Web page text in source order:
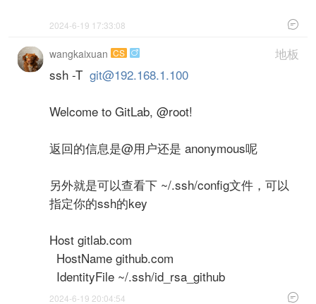

2024-6-19 17:33:08
地板
wangkaixuan CS 
ssh -T git@192.168.1.100
Welcome to GitLab, @root!
返回的信息是@用户还是 anonymous呢
另外就是可以查看下 ~/.ssh/config文件，可以
指定你的ssh的key
Host gitlab.com
HostName github.com
IdentityFile ~/.ssh/id_rsa_github

2024-6-19 20:04:54